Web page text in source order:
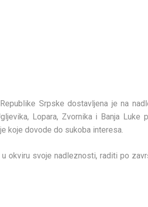
Srpske dostavljena je na
Lopara, Zvornika i Banja Luke
koje dovode do sukoba interesa.
okviru svoje nadleznosti, raditi po